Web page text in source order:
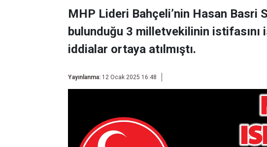
MHP Lideri Bahçeli’nin Hasan Basri
bulunduğu 3 milletvekilinin
iddialar ortaya atılmıştı.
Yayınlanma: 12 Ocak 2025 16:48